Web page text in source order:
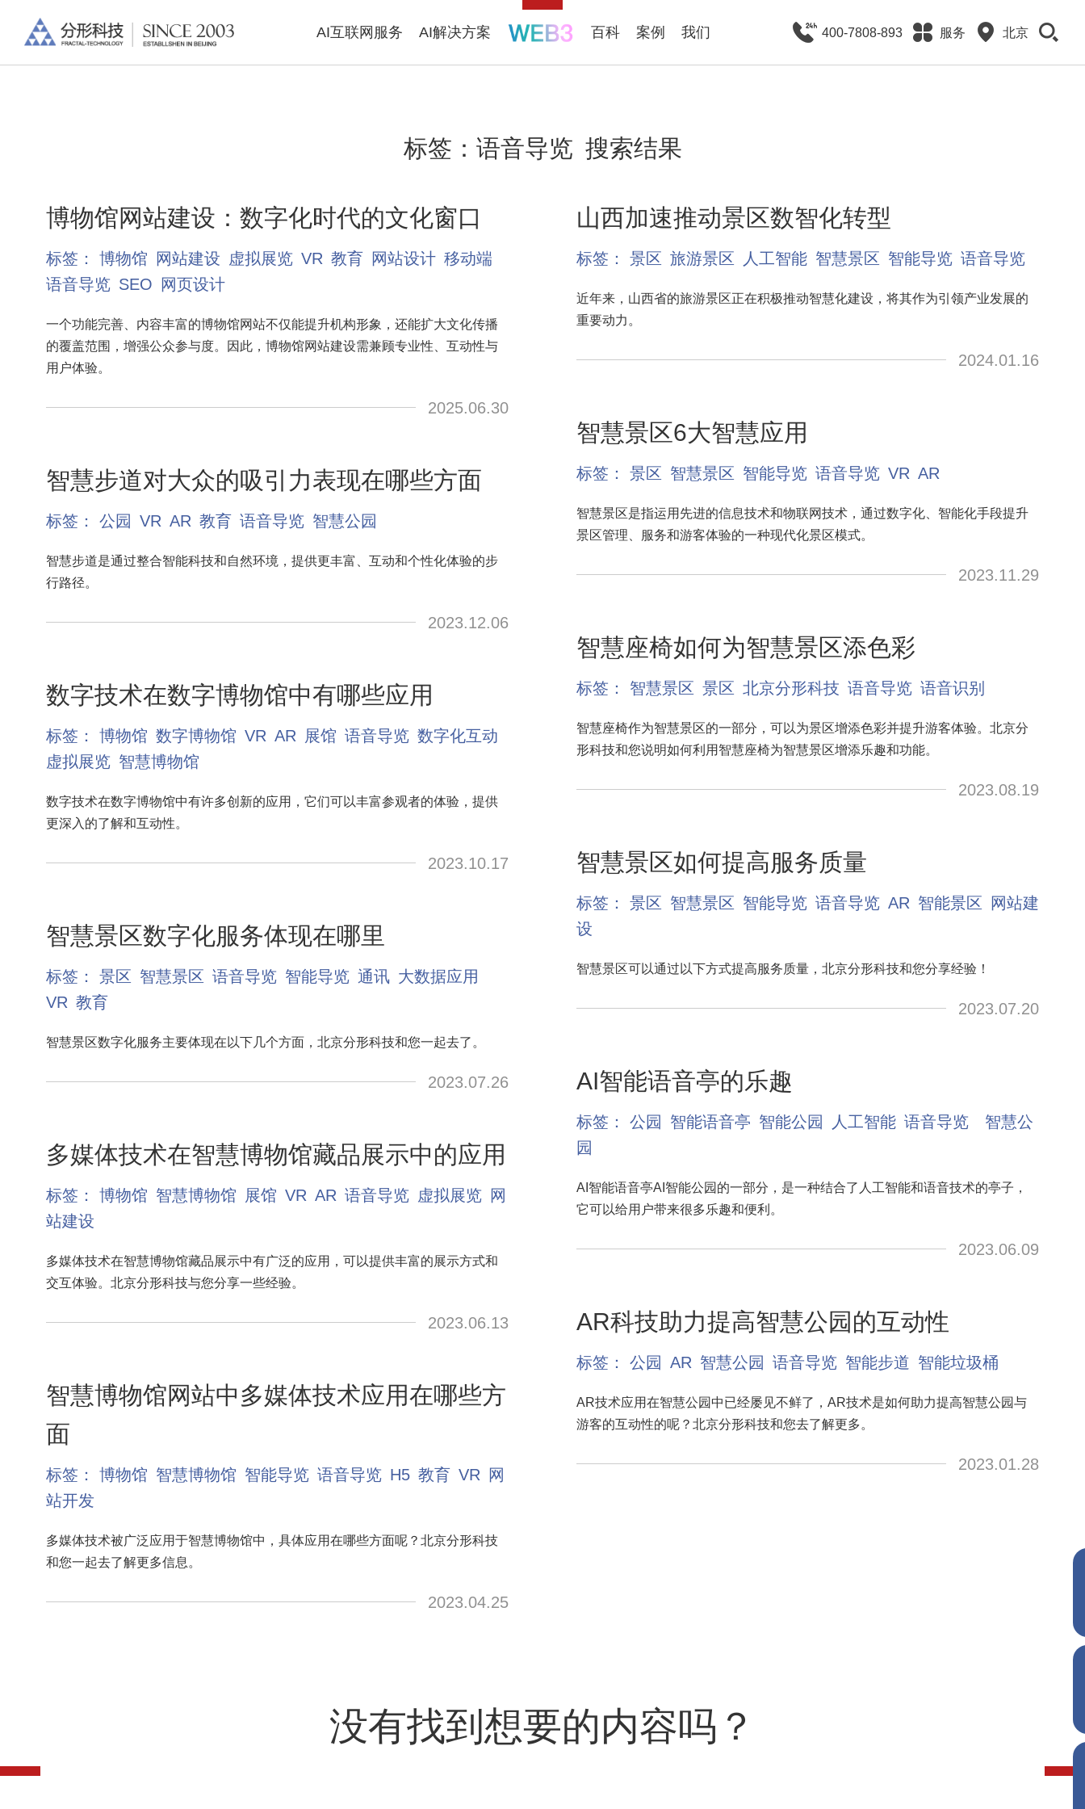
AI互联网服务 AI解决方案 百科 案例 我们 400-7808-893 服务 北京
标签： 语音导览 搜索结果
博物馆网站建设：数字化时代的文化窗口
标签： 博物馆 网站建设 虚拟展览 VR 教育 网站设计 移动端
语音导览 SEO 网页设计
一个功能完善、内容丰富的博物馆网站不仅能提升机构形象，还能扩大文化传播
的覆盖范围，增强公众参与度。因此，博物馆网站建设需兼顾专业性、互动性与
用户体验。
2025.06.30
智慧步道对大众的吸引力表现在哪些方面
标签： 公园 VR AR 教育 语音导览 智慧公园
智慧步道是通过整合智能科技和自然环境，提供更丰富、互动和个性化体验的步
行路径。
2023.12.06
数字技术在数字博物馆中有哪些应用
标签： 博物馆 数字博物馆 VR AR 展馆 语音导览 数字化互动
虚拟展览 智慧博物馆
数字技术在数字博物馆中有许多创新的应用，它们可以丰富参观者的体验，提供
更深入的了解和互动性。
2023.10.17
智慧景区数字化服务体现在哪里
标签： 景区 智慧景区 语音导览 智能导览 通讯 大数据应用
VR 教育
智慧景区数字化服务主要体现在以下几个方面，北京分形科技和您一起去了。
2023.07.26
多媒体技术在智慧博物馆藏品展示中的应用
标签： 博物馆 智慧博物馆 展馆 VR AR 语音导览 虚拟展览 网
站建设
多媒体技术在智慧博物馆藏品展示中有广泛的应用，可以提供丰富的展示方式和
交互体验。北京分形科技与您分享一些经验。
2023.06.13
智慧博物馆网站中多媒体技术应用在哪些方
面
标签： 博物馆 智慧博物馆 智能导览 语音导览 H5 教育 VR
网
站开发
多媒体技术被广泛应用于智慧博物馆中，具体应用在哪些方面呢？北京分形科技
和您一起去了解更多信息。
2023.04.25
山西加速推动景区数智化转型
标签： 景区 旅游景区 人工智能 智慧景区 智能导览 语音导览
近年来，山西省的旅游景区正在积极推动智慧化建设，将其作为引领产业发展的
重要动力。
2024.01.16
智慧景区6大智慧应用
标签： 景区 智慧景区 智能导览 语音导览 VR AR
智慧景区是指运用先进的信息技术和物联网技术，通过数字化、智能化手段提升
景区管理、服务和游客体验的一种现代化景区模式。
2023.11.29
智慧座椅如何为智慧景区添色彩
标签： 智慧景区 景区 北京分形科技 语音导览 语音识别
智慧座椅作为智慧景区的一部分，可以为景区增添色彩并提升游客体验。北京分
形科技和您说明如何利用智慧座椅为智慧景区增添乐趣和功能。
2023.08.19
智慧景区如何提高服务质量
标签： 景区 智慧景区 智能导览 语音导览 AR 智能景区
网站建
设
智慧景区可以通过以下方式提高服务质量，北京分形科技和您分享经验！
2023.07.20
AI智能语音亭的乐趣
标签： 公园 智能语音亭 智能公园 人工智能 语音导览
智慧公
园
AI智能语音亭AI智能公园的一部分，是一种结合了人工智能和语音技术的亭子，
它可以给用户带来很多乐趣和便利。
2023.06.09
AR科技助力提高智慧公园的互动性
标签： 公园 AR 智慧公园 语音导览 智能步道 智能垃圾桶
AR技术应用在智慧公园中已经屡见不鲜了，AR技术是如何助力提高智慧公园与
游客的互动性的呢？北京分形科技和您去了解更多。
2023.01.28
没有找到想要的内容吗？